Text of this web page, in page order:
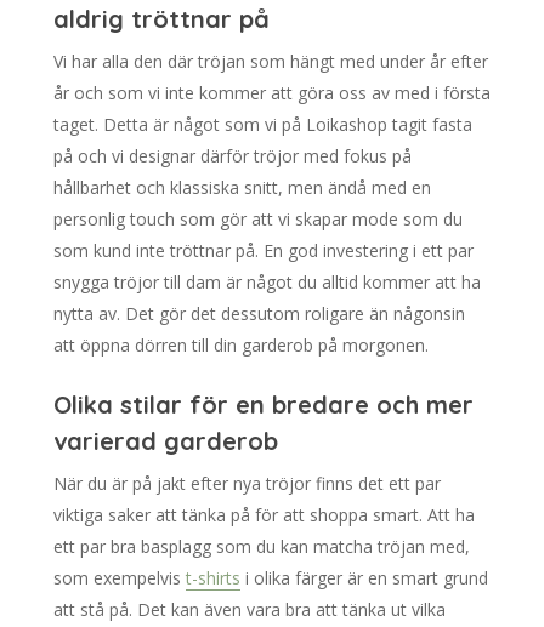
aldrig tröttnar på
Vi har alla den där tröjan som hängt med under år efter
år och som vi inte kommer att göra oss av med i första
taget. Detta är något som vi på Loikashop tagit fasta
på och vi designar därför tröjor med fokus på
hållbarhet och klassiska snitt, men ändå med en
personlig touch som gör att vi skapar mode som du
som kund inte tröttnar på. En god investering i ett par
snygga tröjor till dam är något du alltid kommer att ha
nytta av. Det gör det dessutom roligare än någonsin
att öppna dörren till din garderob på morgonen.
Olika stilar för en bredare och mer
varierad garderob
När du är på jakt efter nya tröjor finns det ett par
viktiga saker att tänka på för att shoppa smart. Att ha
ett par bra basplagg som du kan matcha tröjan med,
som exempelvis t-shirts i olika färger är en smart grund
att stå på. Det kan även vara bra att tänka ut vilka